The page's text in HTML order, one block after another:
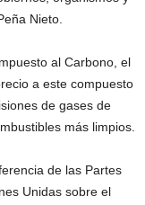
Nieto.
al Carbono, el
a este compuesto
de gases de
más limpios.
de las Partes
Unidas sobre el